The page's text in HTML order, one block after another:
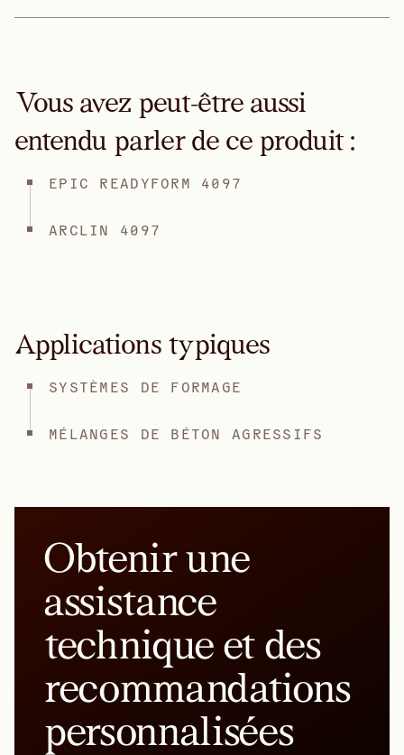
Vous avez peut-être aussi
entendu parler de ce produit :
EPIC READYFORM 4097
ARCLIN 4097
Applications typiques
SYSTÈMES DE FORMAGE
MÉLANGES DE BÉTON AGRESSIFS
Obtenir une
assistance
technique et des
recommandations
personnalisées